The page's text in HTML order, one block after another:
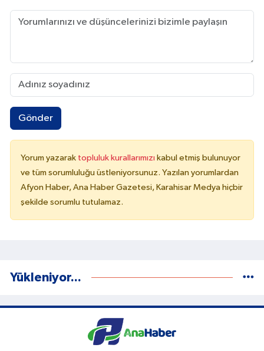
Gönder
Yorum yazarak topluluk kurallarımızı kabul etmiş bulunuyor
ve tüm sorumluluğu üstleniyorsunuz. Yazılan yorumlardan
Afyon Haber, Ana Haber Gazetesi, Karahisar Medya hiçbir
şekilde sorumlu tutulamaz.
Yükleniyor...